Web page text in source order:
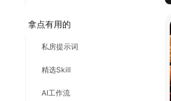
拿点有用的
私房提示词
精选Skill
AI工作流